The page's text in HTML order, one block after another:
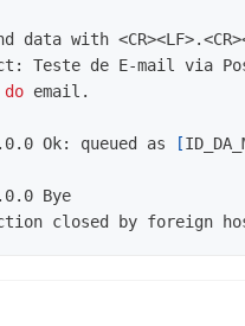
data with
Teste de E-mail via
do
Ok: queued as
[
Bye